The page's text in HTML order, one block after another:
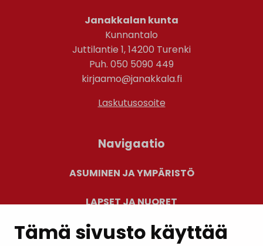
Tämä sivusto käyttää
Janakkalan kunta
Kunnantalo
Juttilantie 1, 14200 Turenki
Puh. 050 5090 449
kirjaamo@janakkala.fi
Laskutusosoite
Navigaatio
ASUMINEN JA YMPÄRISTÖ
LAPSET JA NUORET
KUNTALAISTEN HYVINVOINTI